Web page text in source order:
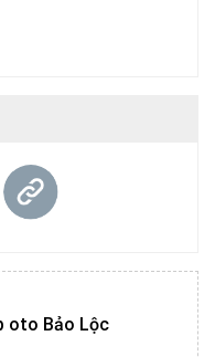
oto Bảo Lộc